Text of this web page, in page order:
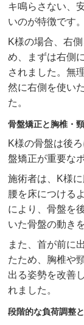
キ鳴らさない、
いのが特徴です。
K様の場合、右
め、まずは右側
されました。無
然に右側を使い
た。
骨盤矯正と胸椎・
K様の骨盤は後
盤矯正が重要な
施術者は、K様
腰を床につける
により、骨盤を
いた骨盤の動き
また、首が前に
たため、胸椎や
出る姿勢を改善
れました。
段階的な負荷調整